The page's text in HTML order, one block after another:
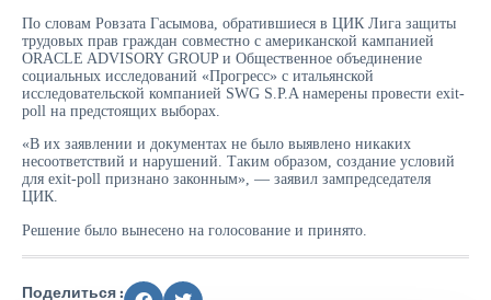
По словам Ровзата Гасымова, обратившиеся в ЦИК Лига защиты
трудовых прав граждан cовместно с американской кампанией
ORACLE ADVISORY GROUP и Общественное объединение
социальных исследований «Прогресс» с итальянской
исследовательской компанией SWG S.P.A намерены провести exit-
poll на предстоящих выборах.
«В их заявлении и документах не было выявлено никаких
несоответствий и нарушений. Таким образом, создание условий
для exit-poll признано законным», — заявил зампредседателя
ЦИК.
Решение было вынесено на голосование и принято.
Поделиться :